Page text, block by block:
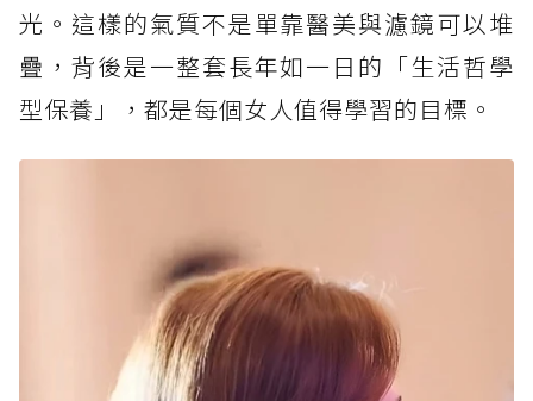
光。這樣的氣質不是單靠醫美與濾鏡可以堆
疊，背後是一整套長年如一日的「生活哲學
型保養」，都是每個女人值得學習的目標。